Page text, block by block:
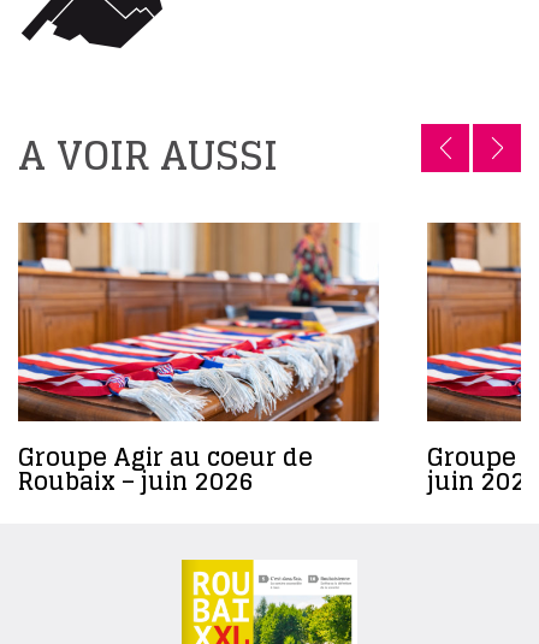
A VOIR AUSSI
Groupe Agir au coeur de
Roubaix – juin 2026
Groupe
juin 2026